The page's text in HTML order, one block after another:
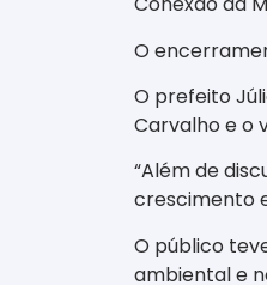
O
O prefeito
Carvalho e o
“Além de
crescimento
O público
ambiental e